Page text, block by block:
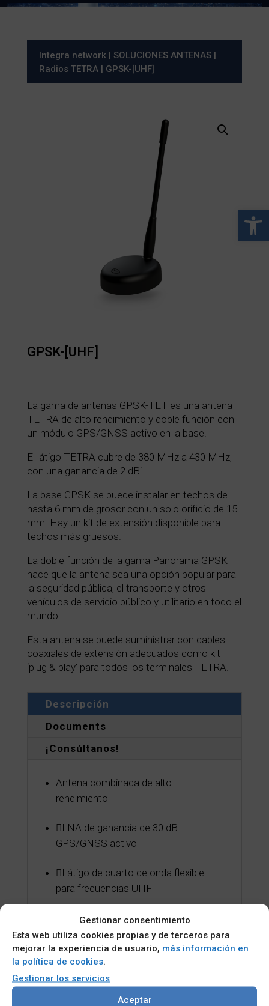
Abrir
Gestionar consentimiento
Esta web utiliza cookies propias y de terceros para
mejorar la experiencia de usuario, más información en
la política de cookies.
Gestionar los servicios
Aceptar
Integra network| SOLUCIONES ANTENAS|
Radios TETRA| GPSK-[UHF]
GPSK-[UHF]
La gama de antenas GPSK-TET es una antena
TETRA de alto rendimiento y doble función con
un módulo GPS/GNSS activo en la base.
El látigo TETRA cubre de 380 MHz a 430 MHz,
con una ganancia de 2 dBi.
La base GPSK se puede instalar en techos de
hasta 6 mm de grosor con un solo orificio de 15
mm. Hay un kit de extensión disponible para
techos más gruesos.
La doble función de la gama Panorama GPSK
hace que la antena sea una opción popular para
la seguridad pública, el transporte y otros
vehículos de servicio público y utilitario en todo el
mundo.
Esta antena se puede suministrar con cables
coaxiales de extensión adecuados como kit
‘plug & play’ para todos los terminales TETRA.
Descripción
Documents
¡Consúltanos!
Antena combinada de alto
rendimiento
LNA de ganancia de 30 dB
GPS/GNSS activo
Látigo de cuarto de onda flexible
para frecuencias UHF
Fijación de un solo orificio
Categorías:Antenas,